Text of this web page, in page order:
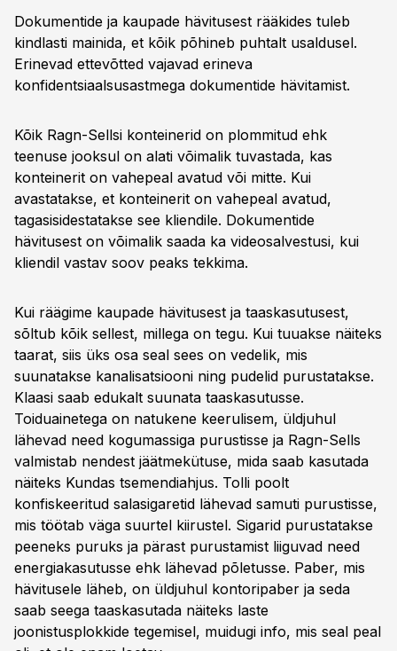
Dokumentide ja kaupade hävitusest rääkides tuleb
kindlasti mainida, et kõik põhineb puhtalt usaldusel.
Erinevad ettevõtted vajavad erineva
konfidentsiaalsusastmega dokumentide hävitamist.
Kõik Ragn-Sellsi konteinerid on plommitud ehk
teenuse jooksul on alati võimalik tuvastada, kas
konteinerit on vahepeal avatud või mitte. Kui
avastatakse, et konteinerit on vahepeal avatud,
tagasisidestatakse see kliendile. Dokumentide
hävitusest on võimalik saada ka videosalvestusi, kui
kliendil vastav soov peaks tekkima.
Kui räägime kaupade hävitusest ja taaskasutusest,
sõltub kõik sellest, millega on tegu. Kui tuuakse näiteks
taarat, siis üks osa seal sees on vedelik, mis
suunatakse kanalisatsiooni ning pudelid purustatakse.
Klaasi saab edukalt suunata taaskasutusse.
Toiduainetega on natukene keerulisem, üldjuhul
lähevad need kogumassiga purustisse ja Ragn-Sells
valmistab nendest jäätmekütuse, mida saab kasutada
näiteks Kundas tsemendiahjus. Tolli poolt
konfiskeeritud salasigaretid lähevad samuti purustisse,
mis töötab väga suurtel kiirustel. Sigarid purustatakse
peeneks puruks ja pärast purustamist liiguvad need
energiakasutusse ehk lähevad põletusse. Paber, mis
hävitusele läheb, on üldjuhul kontoripaber ja seda
saab seega taaskasutada näiteks laste
joonistusplokkide tegemisel, muidugi info, mis seal peal